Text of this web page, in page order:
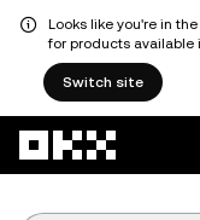
Looks like you're in
for products available
Switch site